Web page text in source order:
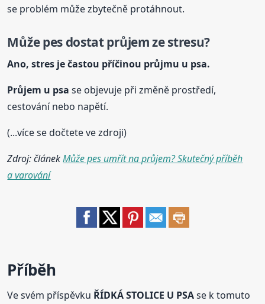
se problém může zbytečně protáhnout.
Může pes dostat průjem ze stresu?
Ano, stres je častou příčinou průjmu u psa.
Průjem u psa se objevuje při změně prostředí,
cestování nebo napětí.
(...více se dočtete ve zdroji)
Zdroj: článekMůže pes umřít na průjem? Skutečný příběh
a varování
Příběh
Ve svém příspěvku ŘÍDKÁ STOLICE U PSAse k tomuto